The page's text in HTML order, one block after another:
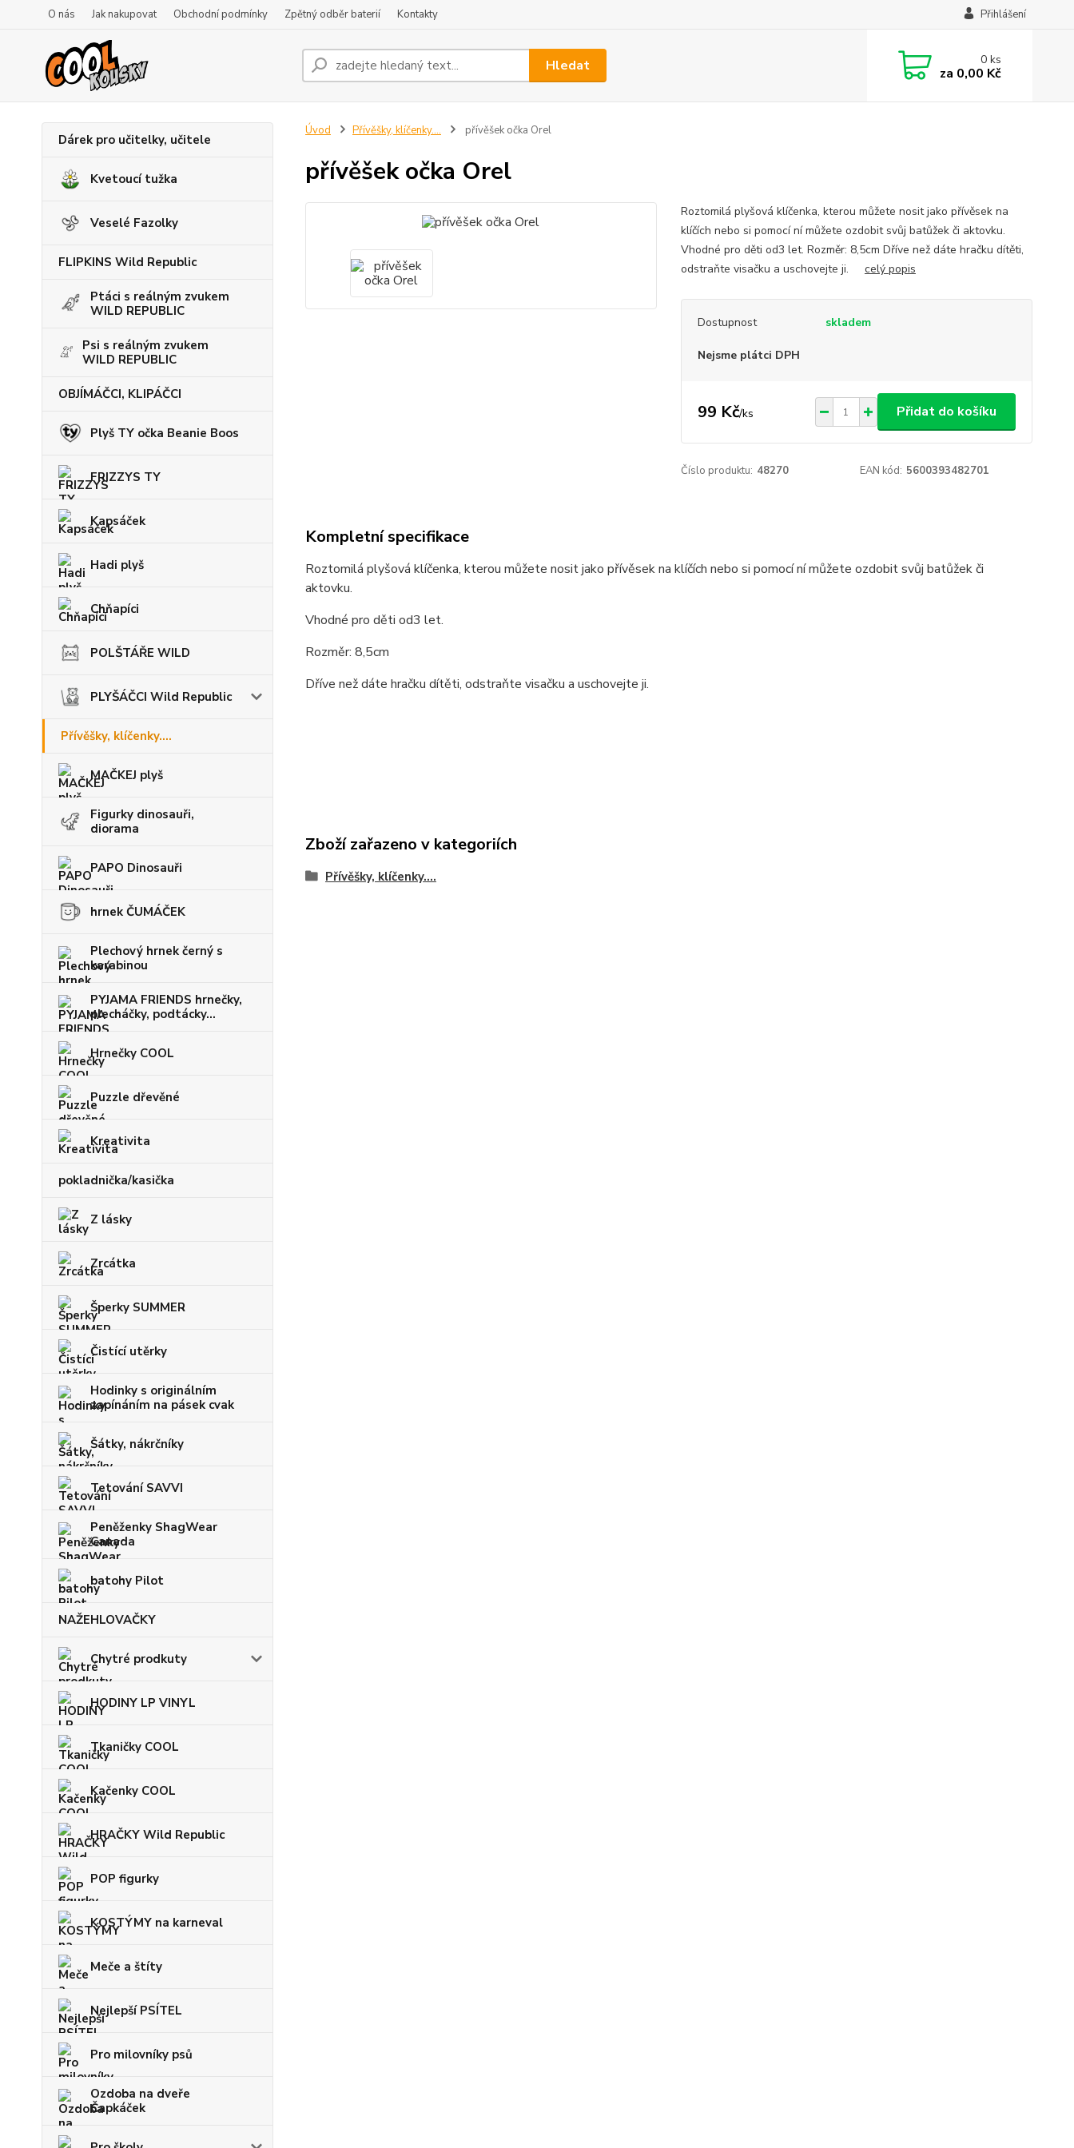
O nás Jak nakupovat Obchodní podmínky Zpětný odběr baterií Kontakty Přihlášení
Hledat 0ks
za 0,00 Kč
Dárek pro učitelky, učitele
Kvetoucí tužka
Veselé Fazolky
FLIPKINS Wild Republic
Ptáci s reálným zvukem
WILD REPUBLIC
Psi s reálným zvukem
WILD REPUBLIC
OBJÍMÁČCI, KLIPÁČCI
Plyš TY očka Beanie Boos
FRIZZYS TY
Kapsáček
Hadi plyš
Chňapíci
POLŠTÁŘE WILD
PLYŠÁČCI Wild Republic
Přívěšky, klíčenky....
MAČKEJ plyš
Figurky dinosauři,
diorama
PAPO Dinosauři
hrnek ČUMÁČEK
Plechový hrnek černý s
karabinou
PYJAMA FRIENDS hrnečky,
plecháčky, podtácky...
Hrnečky COOL
Puzzle dřevěné
Kreativita
pokladnička/kasička
Z lásky
Zrcátka
Šperky SUMMER
Čistící utěrky
Hodinky s originálním
zapínáním na pásek cvak
Šátky, nákrčníky
Tetování SAVVI
Peněženky ShagWear
Canada
batohy Pilot
NAŽEHLOVAČKY
Chytré prodkuty
HODINY LP VINYL
Tkaničky COOL
Kačenky COOL
HRAČKY Wild Republic
POP figurky
KOSTÝMY na karneval
Meče a štíty
Nejlepší PSÍTEL
Pro milovníky psů
Ozdoba na dveře
Čapkáček
Úvod Přívěšky, klíčenky.... přívěšek očka Orel
přívěšek očka Orel
Roztomilá plyšová klíčenka, kterou můžete nosit jako přívěsek na
klíčích nebo si pomocí ní můžete ozdobit svůj batůžek či aktovku.
Vhodné pro děti od3 let. Rozměr: 8,5cm Dříve než dáte hračku dítěti,
odstraňte visačku a uschovejte ji. celý popis
Dostupnost skladem
Nejsme plátci DPH
99 Kč/ks Přidat do košíku
Číslo produktu: 48270 EAN kód: 5600393482701
Kompletní specifikace
Roztomilá plyšová klíčenka, kterou můžete nosit jako přívěsek na klíčích nebo si pomocí ní můžete ozdobit svůj batůžek či
aktovku.
Vhodné pro děti od3 let.
Rozměr: 8,5cm
Dříve než dáte hračku dítěti, odstraňte visačku a uschovejte ji.
Zboží zařazeno v kategoriích
Přívěšky, klíčenky....